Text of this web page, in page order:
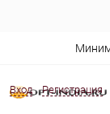
Вход Регистрация